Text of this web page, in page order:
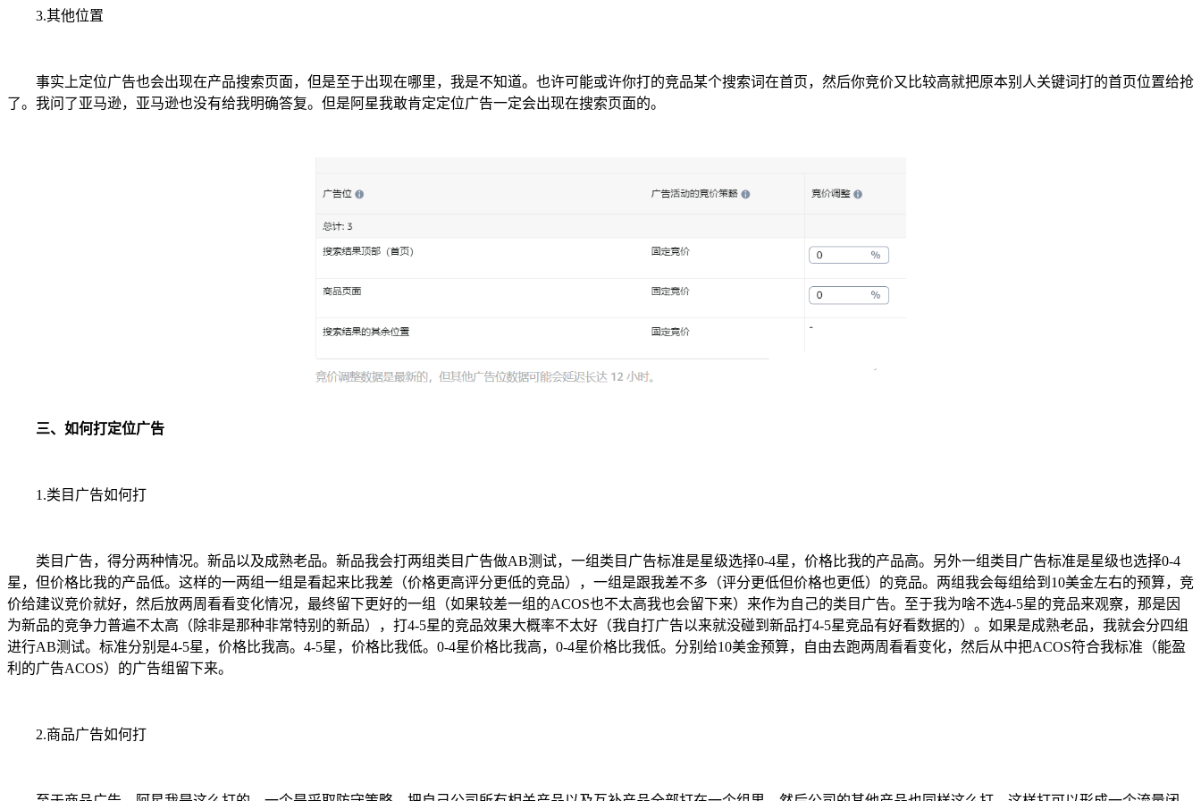
3.其他位置
事实上定位广告也会出现在产品搜索页面，但是至于出现在哪里，我是不知道。也许可能或许你打的竞品某个搜索词在首页，然后你竞价又比较高就把原本别人关键词打的首页位置给抢
了。我问了亚马逊，亚马逊也没有给我明确答复。但是阿星我敢肯定定位广告一定会出现在搜索页面的。
三、如何打定位广告
1.类目广告如何打
类目广告，得分两种情况。新品以及成熟老品。新品我会打两组类目广告做AB测试，一组类目广告标准是星级选择0-4星，价格比我的产品高。另外一组类目广告标准是星级也选择0-4
星，但价格比我的产品低。这样的一两组一组是看起来比我差（价格更高评分更低的竞品），一组是跟我差不多（评分更低但价格也更低）的竞品。两组我会每组给到10美金左右的预算，竞
价给建议竞价就好，然后放两周看看变化情况，最终留下更好的一组（如果较差一组的ACOS也不太高我也会留下来）来作为自己的类目广告。至于我为啥不选4-5星的竞品来观察，那是因
为新品的竞争力普遍不太高（除非是那种非常特别的新品），打4-5星的竞品效果大概率不太好（我自打广告以来就没碰到新品打4-5星竞品有好看数据的）。如果是成熟老品，我就会分四组
进行AB测试。标准分别是4-5星，价格比我高。4-5星，价格比我低。0-4星价格比我高，0-4星价格比我低。分别给10美金预算，自由去跑两周看看变化，然后从中把ACOS符合我标准（能盈
利的广告ACOS）的广告组留下来。
2.商品广告如何打